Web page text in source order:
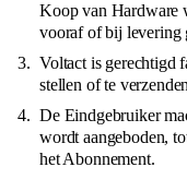
Koop van Hardware
vooraf of bij levering
Voltact is gerechtigd
stellen of te
De Eindgebruiker
wordt aangeboden,
het Abonnement.